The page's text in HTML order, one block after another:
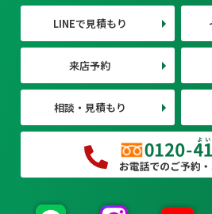
LINEで見積もり
来店予約
相談・見積もり